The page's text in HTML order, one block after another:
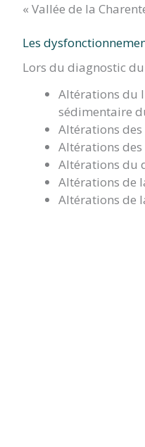
« Vallée de la
Les
Lors du diagnostic
Altérations du
sédimentaire
Altérations
Altérations
Altérations du
Altérations de
Altérations de